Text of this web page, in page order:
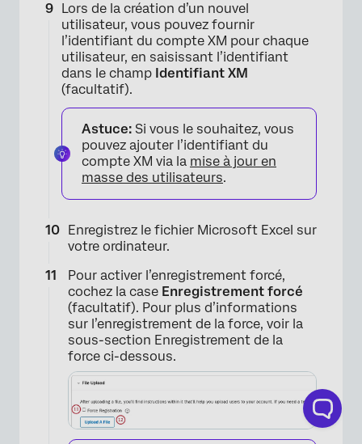
Lors de la création d’un nouvel
utilisateur, vous pouvez fournir
l’identifiant du compte XM pour chaque
utilisateur, en saisissant l’identifiant
dans le champ Identifiant XM
(facultatif).
Astuce: Si vous le souhaitez, vous
pouvez ajouter l’identifiant du
compte XM via la mise à jour en
masse des utilisateurs.
Enregistrez le fichier Microsoft Excel sur
votre ordinateur.
Pour activer l’enregistrement forcé,
cochez la case Enregistrement forcé
(facultatif). Pour plus d’informations
sur l’enregistrement de la force, voir la
sous-section Enregistrement de la
force ci-dessous.